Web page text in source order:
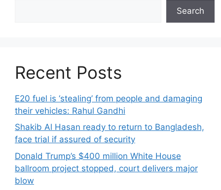
Search
Recent Posts
E20 fuel is ‘stealing’ from people and damaging
their vehicles: Rahul Gandhi
Shakib Al Hasan ready to return to Bangladesh,
face trial if assured of security
Donald Trump’s $400 million White House
ballroom project stopped, court delivers major
blow